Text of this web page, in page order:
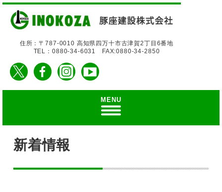
住所：〒787-0010 高知県四万十市古津賀2丁目6番地
TEL：0880-34-6031 FAX:0880-34-2850
MENU
新着情報